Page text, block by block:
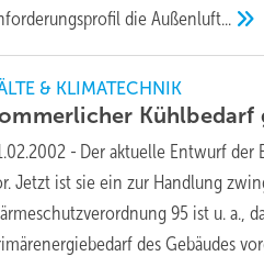
dieAußenluft...
& KLIMATECHNIK
- Der aktuelle Entwurf der
Jetzt ist sie ein zur Handlung
95 ist u. a.,
des Gebäudes